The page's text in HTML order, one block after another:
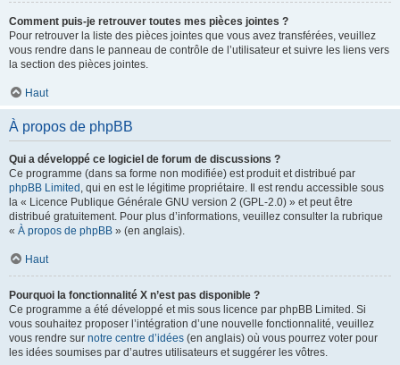
Comment puis-je retrouver toutes mes pièces jointes ?
Pour retrouver la liste des pièces jointes que vous avez transférées, veuillez
vous rendre dans le panneau de contrôle de l’utilisateur et suivre les liens vers
la section des pièces jointes.
Haut
À propos de phpBB
Qui a développé ce logiciel de forum de discussions ?
Ce programme (dans sa forme non modifiée) est produit et distribué par
phpBB Limited , qui en est le légitime propriétaire. Il est rendu accessible sous
la « Licence Publique Générale GNU version 2 (GPL-2.0) » et peut être
distribué gratuitement. Pour plus d’informations, veuillez consulter la rubrique
« À propos de phpBB » (en anglais).
Haut
Pourquoi la fonctionnalité X n’est pas disponible ?
Ce programme a été développé et mis sous licence par phpBB Limited. Si
vous souhaitez proposer l’intégration d’une nouvelle fonctionnalité, veuillez
vous rendre sur notre centre d’idées (en anglais) où vous pourrez voter pour
les idées soumises par d’autres utilisateurs et suggérer les vôtres.